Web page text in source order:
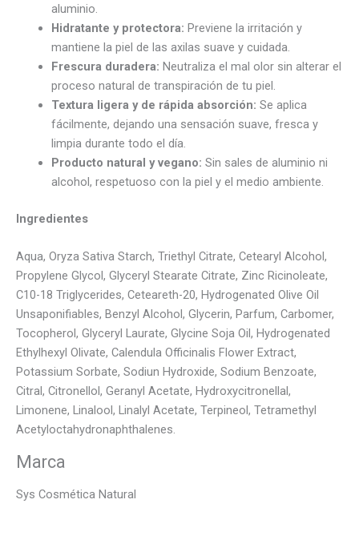
aluminio.
Hidratante y protectora: Previene la irritación y
mantiene la piel de las axilas suave y cuidada.
Frescura duradera: Neutraliza el mal olor sin alterar el
proceso natural de transpiración de tu piel.
Textura ligera y de rápida absorción: Se aplica
fácilmente, dejando una sensación suave, fresca y
limpia durante todo el día.
Producto natural y vegano: Sin sales de aluminio ni
alcohol, respetuoso con la piel y el medio ambiente.
Ingredientes
Aqua, Oryza Sativa Starch, Triethyl Citrate, Cetearyl Alcohol,
Propylene Glycol, Glyceryl Stearate Citrate, Zinc Ricinoleate,
C10-18 Triglycerides, Ceteareth-20, Hydrogenated Olive Oil
Unsaponifiables, Benzyl Alcohol, Glycerin, Parfum, Carbomer,
Tocopherol, Glyceryl Laurate, Glycine Soja Oil, Hydrogenated
Ethylhexyl Olivate, Calendula Officinalis Flower Extract,
Potassium Sorbate, Sodiun Hydroxide, Sodium Benzoate,
Citral, Citronellol, Geranyl Acetate, Hydroxycitronellal,
Limonene, Linalool, Linalyl Acetate, Terpineol, Tetramethyl
Acetyloctahydronaphthalenes.
Marca
Sys Cosmética Natural